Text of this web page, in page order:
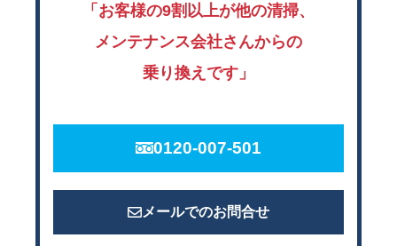
「お客様の9割以上が他の清掃、
メンテナンス会社さんからの
乗り換えです」
0120-007-501
メールでのお問合せ